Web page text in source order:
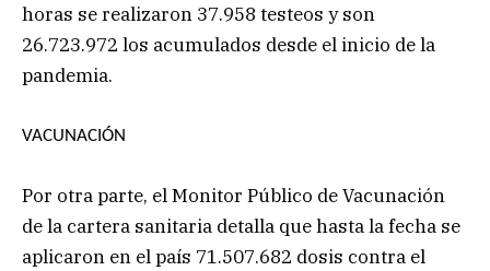
horas se realizaron 37.958 testeos y son
26.723.972 los acumulados desde el inicio de la
pandemia.
VACUNACIÓN
Por otra parte, el Monitor Público de Vacunación
de la cartera sanitaria detalla que hasta la fecha se
aplicaron en el país 71.507.682 dosis contra el